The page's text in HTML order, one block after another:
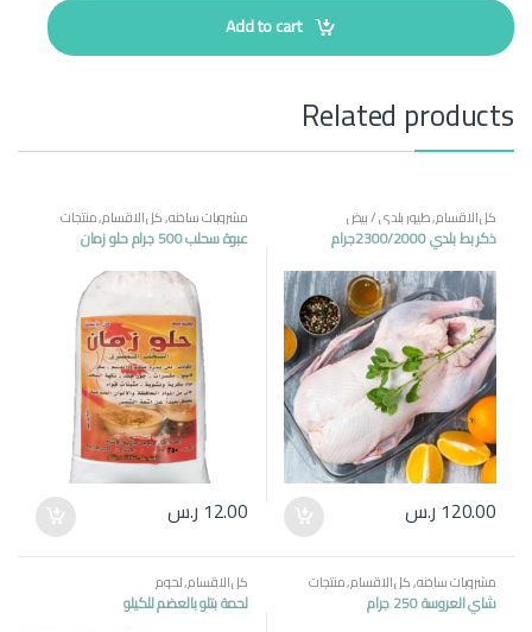
t
i
Add to cart
Related products
كل الاقسام,طيور بلدي / بيض
ذكر بط بلدي 2300/2000جرام
120.00 ر.س
مشروبات ساخنه,كل الاقسام,منتجات
مصرية
عبوة سحلب 500 جرام حلو زمان
12.00 ر.س
مشروبات ساخنه,كل الاقسام,منتجات
مصرية
شاي العروسة 250 جرام
كل الاقسام,لحوم
لحمة بتلو بالعضم للكيلو